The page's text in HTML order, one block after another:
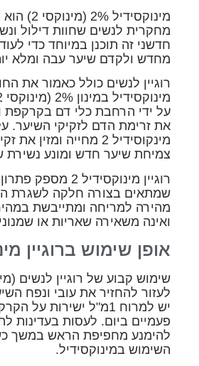
מינוקסידיל
מחקרית לנשים שחוות דילול
חדשני זה תוכנן במיוחד כדי
מחדש ולקדם שיער עבה ומלא
רוגיין לנשים כולל כאמור את
על ידי הרחבת כלי דם בקרקפת
את זרימת הדם לזקיקי השיער.
מינקוסידיל 2 מחייה
צמיחת שיער חדש ומונע נשירת
רוגיין מינוקסידיל
שמתאים בצורה חלקה לשגרת
מהירה למריחה ומתייבשת
ואינה משאירה שאריות או
אופן שימוש ברוגיין
לעזור להחזיר את עובי ונפח
יש למרוח 1מ"ל ישירות
פעמיים ביום. לעסות בעדינות
להימנע מחפיפת הראש במשך
השימוש במינוקסידיל.